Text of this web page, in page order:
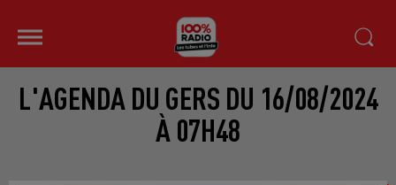
L'AGENDA DU GERS DU 16/08/2024
À 07H48